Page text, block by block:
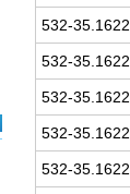
532-
532-
532-
532-
532-